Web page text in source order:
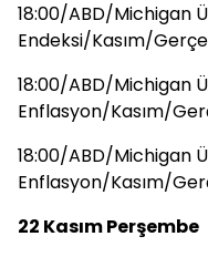
18:00/ABD/Michigan
Endeksi/Kasım/
18:00/ABD/Michigan
Enflasyon/Kasım/
18:00/ABD/Michigan
Enflasyon/Kasım/
22 Kasım Perşembe